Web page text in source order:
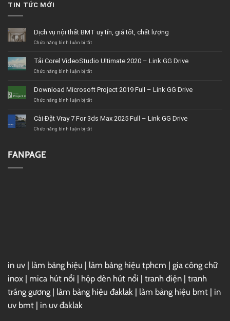
TIN TỨC MỚI
Dịch vụ nội thất BMT uy tín, giá tốt, chất lượng
Chức năng bình luận bị tắtở
nội
thất
tín,
giá
lượng
Tải Corel VideoStudio Ultimate 2020 – Link GG Drive
Chức năng bình luận bị tắtở
VideoStudio
Ultimate
Link
GG
Download Microsoft Project 2019 Full – Link GG Drive
Chức năng bình luận bị tắtở
Project
2019
Cài Đặt Vray 7 For 3ds Max 2025 Full – Link GG Drive
Chức năng bình luận bị tắtở
FANPAGE
in uv | làm bảng hiệu | làm bảng hiệu tphcm | gia công chữ
inox | mica hút nổi | hộp đèn hút nổi | tranh điện | tranh
tráng gương | làm bảng hiệu đaklak | làm bảng hiệu bmt | in
uv bmt | in uv đaklak